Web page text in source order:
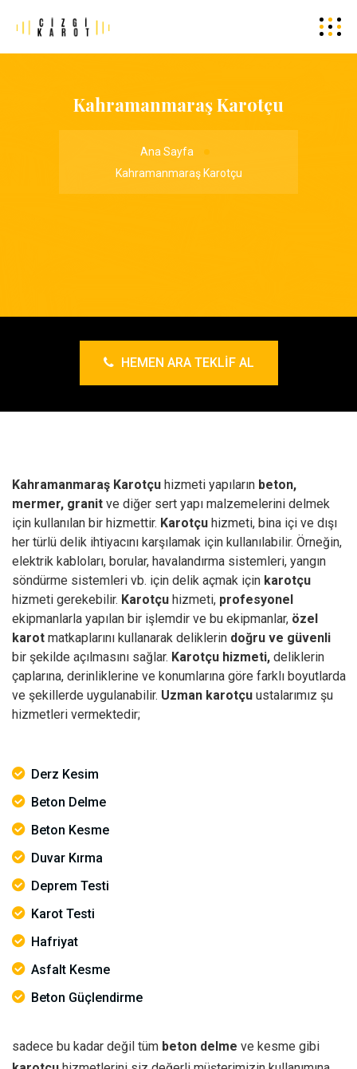
Kahramanmaraş Karotçu
Ana Sayfa
Kahramanmaraş Karotçu
HEMEN ARA TEKLIF AL
Kahramanmaraş Karotçu hizmeti yapıların beton,
mermer, granit ve diğer sert yapı malzemelerini delmek
için kullanılan bir hizmettir. Karotçu hizmeti, bina içi ve dışı
her türlü delik ihtiyacını karşılamak için kullanılabilir. Örneğin,
elektrik kabloları, borular, havalandırma sistemleri, yangın
söndürme sistemleri vb. için delik açmak için karotçu
hizmeti gerekebilir. Karotçu hizmeti, profesyonel
ekipmanlarla yapılan bir işlemdir ve bu ekipmanlar, özel
karot matkaplarını kullanarak deliklerin doğru ve güvenli
bir şekilde açılmasını sağlar. Karotçu hizmeti, deliklerin
çaplarına, derinliklerine ve konumlarına göre farklı boyutlarda
ve şekillerde uygulanabilir. Uzman karotçu ustalarımız şu
hizmetleri vermektedir;
Derz Kesim
Beton Delme
Beton Kesme
Duvar Kırma
Deprem Testi
Karot Testi
Hafriyat
Asfalt Kesme
Beton Güçlendirme
sadece bu kadar değil tüm beton delme ve kesme gibi